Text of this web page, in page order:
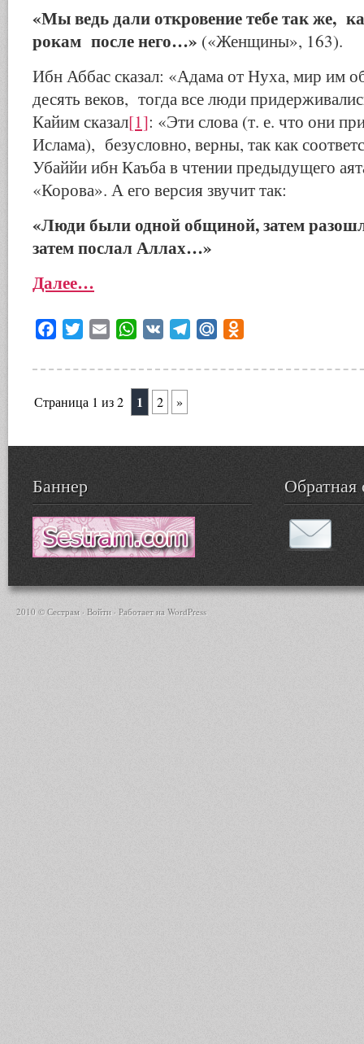
«Мы ведь дали откровение тебе так же,
рокам после него…» («Женщины», 163).
Ибн Аббас сказал: «Адама от Нуха, мир им
десять веков, тогда все люди
Кайим сказал[1]: «Эти слова (т. е. что они
Ислама), безусловно, верны, так как
Убаййи ибн Каъба в чтении предыдущего
«Корова». А его версия звучит так:
«Люди были одной общиной, затем
затем послал Аллах…»
Далее…
Facebook
Twitter Email WhatsApp
VK TelegramMail.Ru
Страница 1 из 2 1 2 »
Баннер Обратная
2010 © Сестрам · Войти · Работает на WordPress